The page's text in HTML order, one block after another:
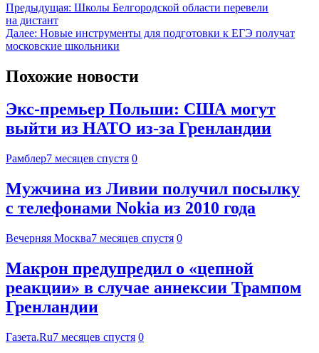
Предыдущая: Школы Белгородской области перевели
на дистант
Далее: Новые инструменты для подготовки к ЕГЭ получат
московские школьники
Похожие новости
Экс-премьер Польши: США могут
выйти из НАТО из-за Гренландии
Рамблер7 месяцев спустя 0
Мужчина из Ливии получил посылку
с телефонами Nokia из 2010 года
Вечерняя Москва7 месяцев спустя 0
Макрон предупредил о «цепной
реакции» в случае аннексии Трампом
Гренландии
Газета.Ru7 месяцев спустя 0